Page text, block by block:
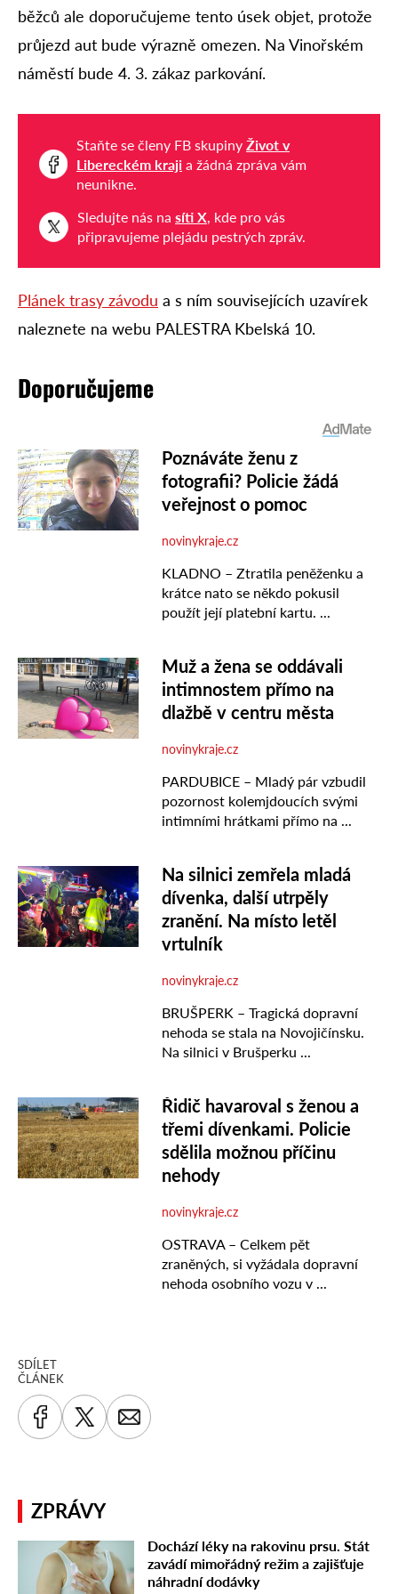
SDÍLET
ČLÁNEK
běžců ale doporučujeme tento úsek objet, protože
průjezd aut bude výrazně omezen. Na Vinořském
náměstí bude 4. 3. zákaz parkování.
Staňte se členy FB skupiny Život v
Libereckém kraji a žádná zpráva vám
neunikne.
Sledujte nás na síti X, kde pro vás
připravujeme plejádu pestrých zpráv.
Plánek trasy závodu a s ním souvisejících uzavírek
naleznete na webu PALESTRA Kbelská 10.
Doporučujeme
ZPRÁVY
Dochází léky na rakovinu prsu. Stát
zavádí mimořádný režim a zajišťuje
náhradní dodávky